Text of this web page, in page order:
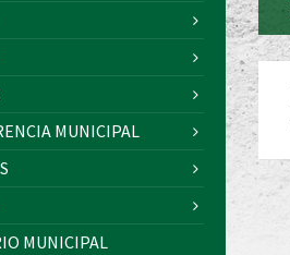
MUNICIPAL
MUNICIPAL